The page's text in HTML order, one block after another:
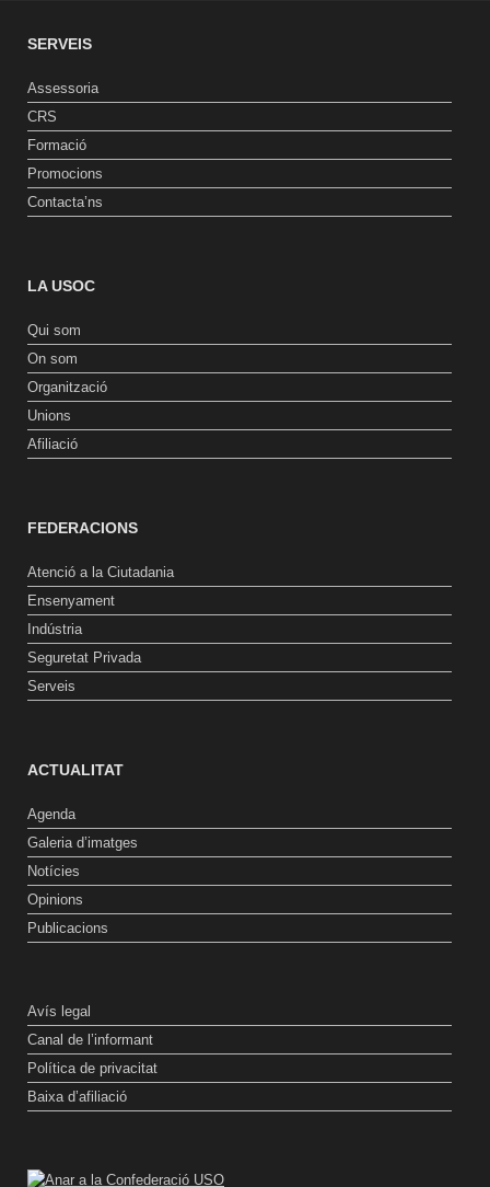
SERVEIS
Assessoria
CRS
Formació
Promocions
Contacta’ns
LA USOC
Qui som
On som
Organització
Unions
Afiliació
FEDERACIONS
Atenció a la Ciutadania
Ensenyament
Indústria
Seguretat Privada
Serveis
ACTUALITAT
Agenda
Galeria d’imatges
Notícies
Opinions
Publicacions
Avís legal
Canal de l’informant
Política de privacitat
Baixa d’afiliació